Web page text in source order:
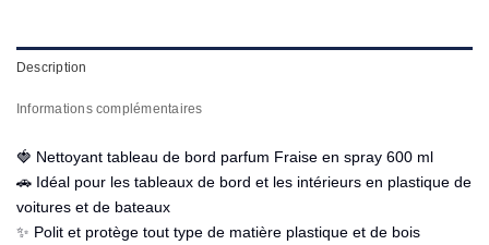
Description
Informations complémentaires
🍓 Nettoyant tableau de bord parfum Fraise en spray 600 ml
🚗 Idéal pour les tableaux de bord et les intérieurs en plastique de
voitures et de bateaux
✨ Polit et protège tout type de matière plastique et de bois